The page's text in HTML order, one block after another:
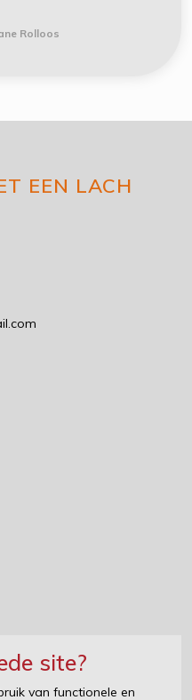
Rolloos
site?
van functionele en
EEN LACH